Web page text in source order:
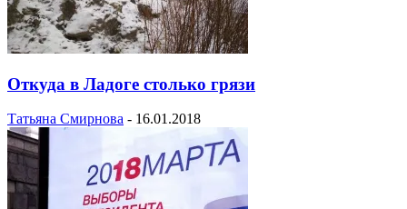
Откуда в Ладоге столько грязи
Татьяна Смирнова - 16.01.2018